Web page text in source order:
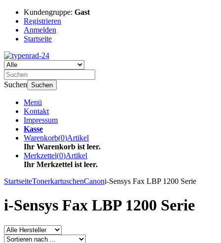
Kundengruppe: Gast
Registrieren
Anmelden
Startseite
Suchen Suchen
Menü
Kontakt
Impressum
Kasse
Warenkorb(0)Artikel
Ihr Warenkorb ist leer.
Merkzettel(0)Artikel
Ihr Merkzettel ist leer.
StartseiteTonerkartuschenCanoni-Sensys Fax LBP 1200 Serie
i-Sensys Fax LBP 1200 Serie